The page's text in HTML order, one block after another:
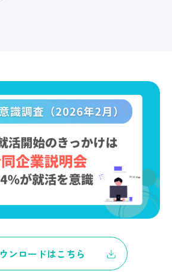
ンロードはこちら